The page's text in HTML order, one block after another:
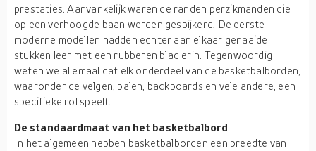
prestaties. Aanvankelijk waren de randen perzikmanden die
op een verhoogde baan werden gespijkerd. De eerste
moderne modellen hadden echter aan elkaar genaaide
stukken leer met een rubberen blad erin. Tegenwoordig
weten we allemaal dat elk onderdeel van de basketbalborden,
waaronder de velgen, palen, backboards en vele andere, een
specifieke rol speelt.
De standaardmaat van het basketbalbord
In het algemeen hebben basketbalborden een breedte van